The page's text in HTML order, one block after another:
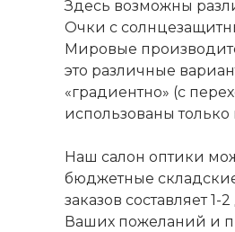
Здесь возможны
Очки с
Мировые
это различные
«градиентно» (с
использованы только
Наш салон оптики
бюджетные
заказов составляет
Ваших пожеланий и